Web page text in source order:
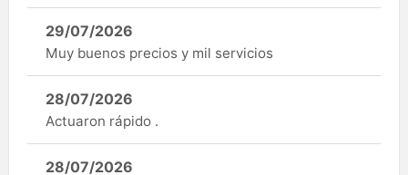
29/07/2026
Muy buenos precios y mil servicios
28/07/2026
Actuaron rápido .
28/07/2026